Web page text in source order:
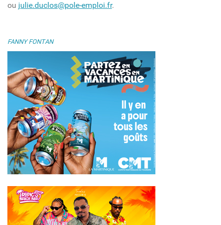
ou julie.duclos@pole-emploi.fr.
FANNY FONTAN